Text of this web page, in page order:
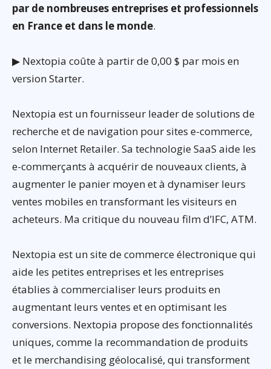
par de nombreuses entreprises et professionnels
en France et dans le monde.
▶ Nextopia coûte à partir de 0,00 $ par mois en
version Starter.
Nextopia est un fournisseur leader de solutions de
recherche et de navigation pour sites e-commerce,
selon Internet Retailer. Sa technologie SaaS aide les
e-commerçants à acquérir de nouveaux clients, à
augmenter le panier moyen et à dynamiser leurs
ventes mobiles en transformant les visiteurs en
acheteurs. Ma critique du nouveau film d’IFC, ATM.
Nextopia est un site de commerce électronique qui
aide les petites entreprises et les entreprises
établies à commercialiser leurs produits en
augmentant leurs ventes et en optimisant les
conversions. Nextopia propose des fonctionnalités
uniques, comme la recommandation de produits
et le merchandising géolocalisé, qui transforment